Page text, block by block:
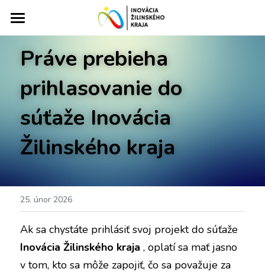
Domov
O súťaži
Informácie o súťaži
Prihlásenie do súťaže
Čo je to Pitch Deck?
Prihlásené projekty
Inovatívna firma alebo startup
Regionálna inovácia
Foto/videogaléria
Ročník 2024
Ročník 2022
Predchádzajúce ročníky
Ročník 2023
Účastníci a víťazi súťaže
Kontakt
Práve prebieha
prihlasovanie do
súťaže Inovácia
Žilinského kraja
25. únor 2026
Inovácia Žilinského kraja , oplatí sa mať jasno
v tom, kto sa môže zapojiť, čo sa považuje za